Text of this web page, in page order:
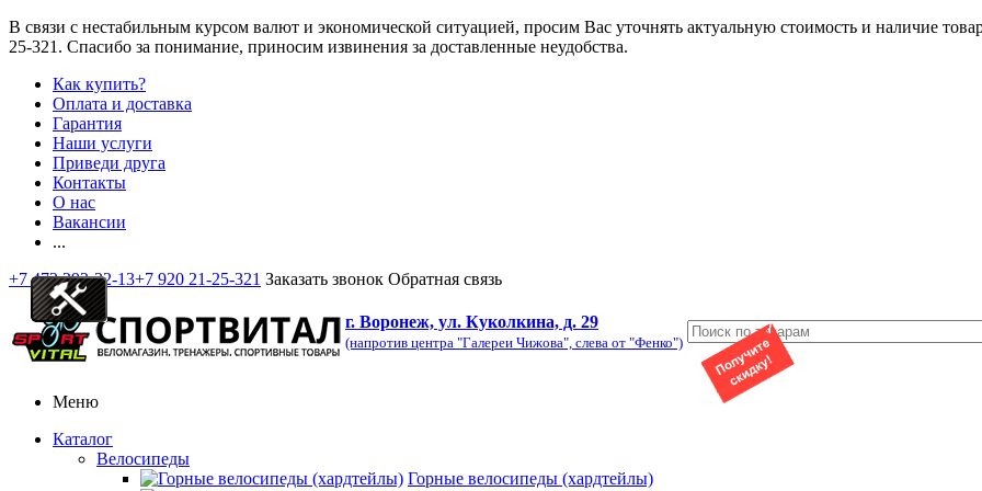
В связи с нестабильным курсом валют и экономической ситуацией, просим Вас уточнять актуальную стоимость и наличие
25-321 . Спасибо за понимание, приносим извинения за доставленные неудобства.
Как купить?
Оплата и доставка
Гарантия
Наши услуги
Приведи друга
Контакты
О нас
Вакансии
...
+7 473 292-32-13+7 920 21-25-321 Заказать звонок Обратная связь
г. Воронеж, ул. Куколкина, д. 29
(напротив центра "Галереи Чижова", слева от "Фенко")
Меню
Каталог
Велосипеды
Горные велосипеды (хардтейлы)